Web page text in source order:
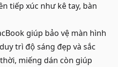
tiếp xúc như kê tay, bàn
giúp bảo vệ màn hình
trì độ sáng đẹp và sắc
miếng dán còn giúp